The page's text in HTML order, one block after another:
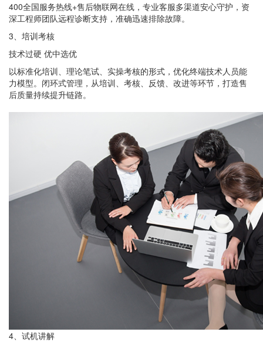
400全国服务热线+售后物联网在线，专业客服多渠道安心守护，资
深工程师团队远程诊断支持，准确迅速排除故障。
3、培训考核
技术过硬 优中选优
以标准化培训、理论笔试、实操考核的形式，优化终端技术人员能
力模型。闭环式管理，从培训、考核、反馈、改进等环节，打造售
后质量持续提升链路。
4、试机讲解